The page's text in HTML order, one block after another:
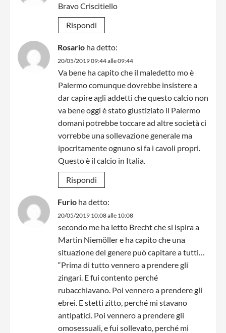
Bravo Criscitiello
Rispondi
Rosario ha detto:
20/05/2019 09:44 alle 09:44
Va bene ha capito che il maledetto mo è
Palermo comunque dovrebbe insistere a
dar capire agli addetti che questo calcio non
va bene oggi è stato giustiziato il Palermo
domani potrebbe toccare ad altre società ci
vorrebbe una sollevazione generale ma
ipocritamente ognuno si fa i cavoli propri.
Questo è il calcio in Italia.
Rispondi
Furio ha detto:
20/05/2019 10:08 alle 10:08
secondo me ha letto Brecht che si ispira a
Martin Niemöller e ha capito che una
situazione del genere può capitare a tutti…
“Prima di tutto vennero a prendere gli
zingari. E fui contento perché
rubacchiavano. Poi vennero a prendere gli
ebrei. E stetti zitto, perché mi stavano
antipatici. Poi vennero a prendere gli
omosessuali, e fui sollevato, perché mi